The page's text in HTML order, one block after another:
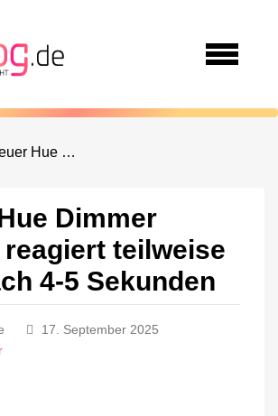
Neuer Hue Dimmer Switch reagiert teilweise erst nach 4-5 Sekunden
Dimmer
teilweise
4-5 Sekunden
17. September 2025